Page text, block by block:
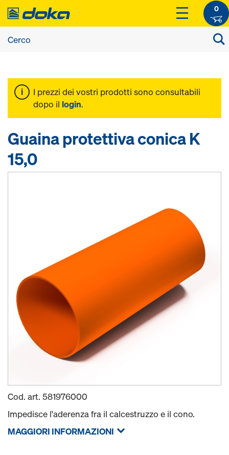
0
I prezzi dei vostri prodotti sono consultabili
dopo il login.
Guaina protettiva conica K
15,0
Cod. art. 581976000
Impedisce l'aderenza fra il calcestruzzo e il cono.
MAGGIORI INFORMAZIONI